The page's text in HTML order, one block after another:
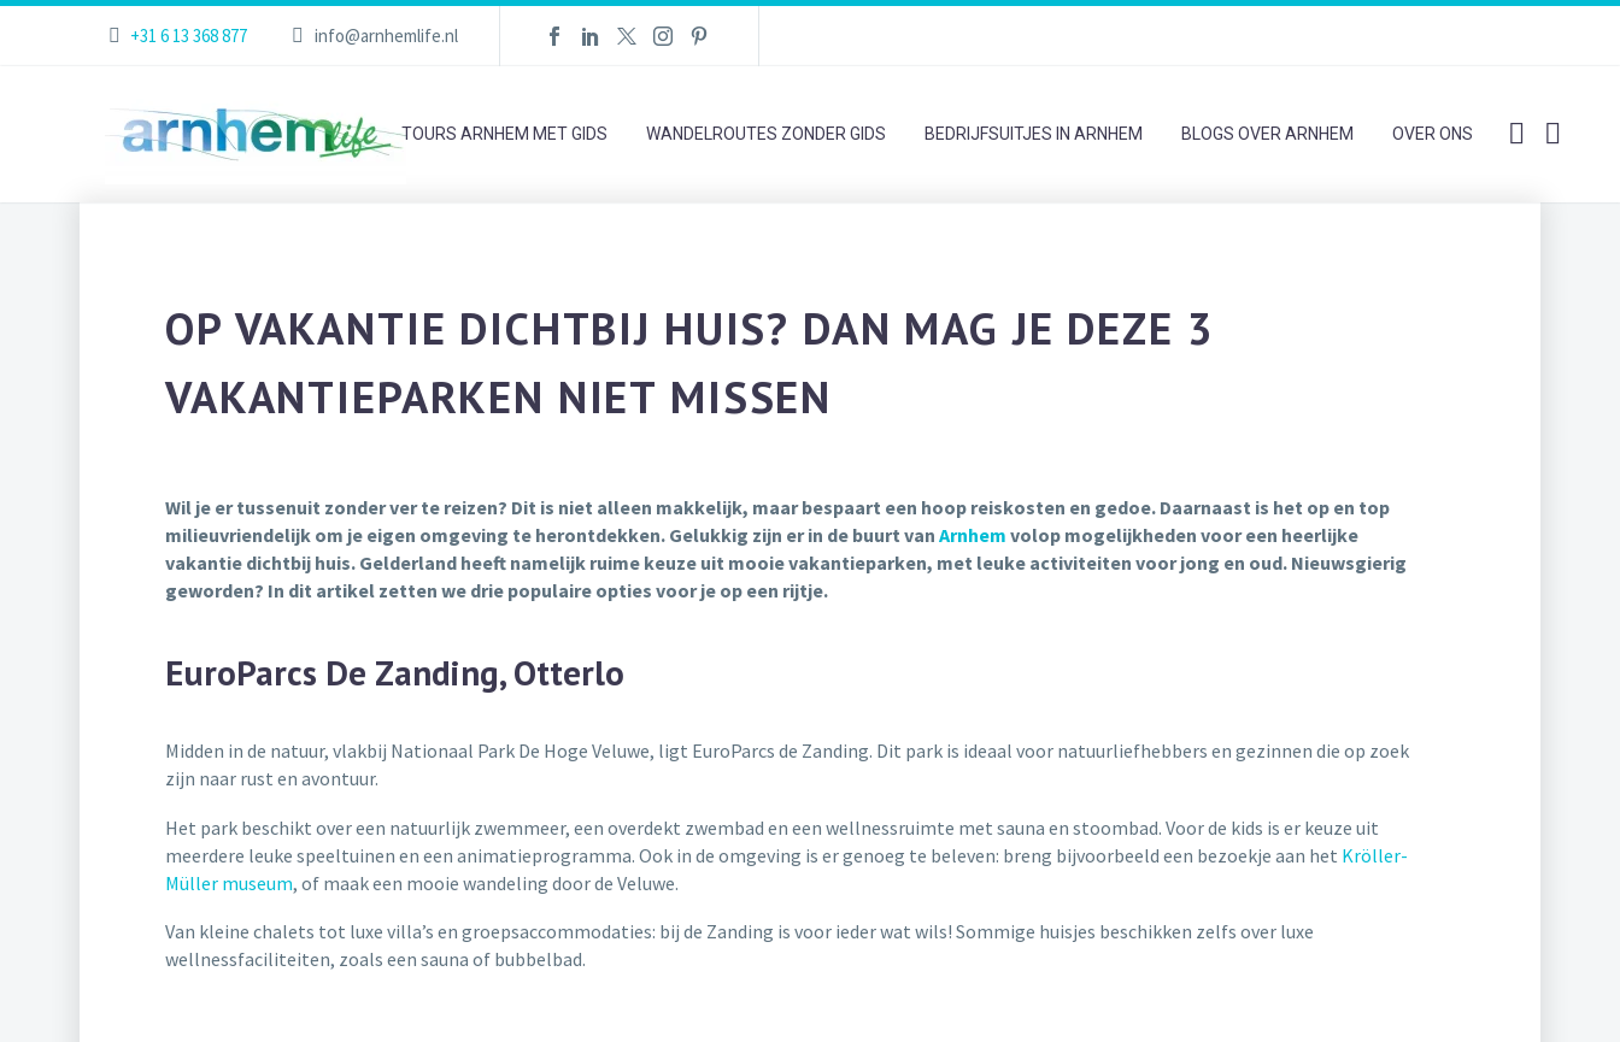
+31 6 13 368 877 info@arnhemlife.nl
TOURS ARNHEM MET GIDS WANDELROUTES ZONDER GIDS BEDRIJFSUITJES IN ARNHEM BLOGS OVER ARNHEM OVER ONS
OP VAKANTIE DICHTBIJ HUIS? DAN MAG JE DEZE 3
VAKANTIEPARKEN NIET MISSEN
Wil je er tussenuit zonder ver te reizen? Dit is niet alleen makkelijk, maar bespaart een hoop reiskosten en gedoe. Daarnaast is het op en top
milieuvriendelijk om je eigen omgeving te herontdekken. Gelukkig zijn er in de buurt van Arnhem volop mogelijkheden voor een heerlijke
vakantie dichtbij huis. Gelderland heeft namelijk ruime keuze uit mooie vakantieparken, met leuke activiteiten voor jong en oud. Nieuwsgierig
geworden? In dit artikel zetten we drie populaire opties voor je op een rijtje.
EuroParcs De Zanding, Otterlo
Midden in de natuur, vlakbij Nationaal Park De Hoge Veluwe, ligt EuroParcs de Zanding. Dit park is ideaal voor natuurliefhebbers en gezinnen die op zoek
zijn naar rust en avontuur.
Het park beschikt over een natuurlijk zwemmeer, een overdekt zwembad en een wellnessruimte met sauna en stoombad. Voor de kids is er keuze uit
meerdere leuke speeltuinen en een animatieprogramma. Ook in de omgeving is er genoeg te beleven: breng bijvoorbeeld een bezoekje aan het Kröller-
Müller museum, of maak een mooie wandeling door de Veluwe.
Van kleine chalets tot luxe villa’s en groepsaccommodaties: bij de Zanding is voor ieder wat wils! Sommige huisjes beschikken zelfs over luxe
wellnessfaciliteiten, zoals een sauna of bubbelbad.